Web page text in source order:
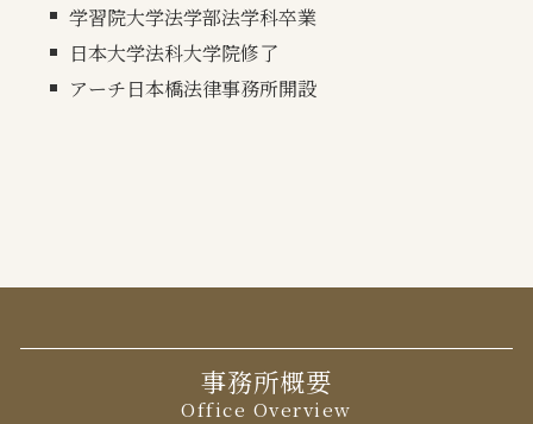
学習院大学法学部法学科卒業
日本大学法科大学院修了
アーチ日本橋法律事務所開設
事務所概要
Office Overview